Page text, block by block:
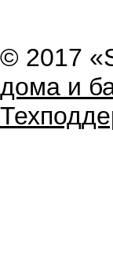
© 2017
дома и